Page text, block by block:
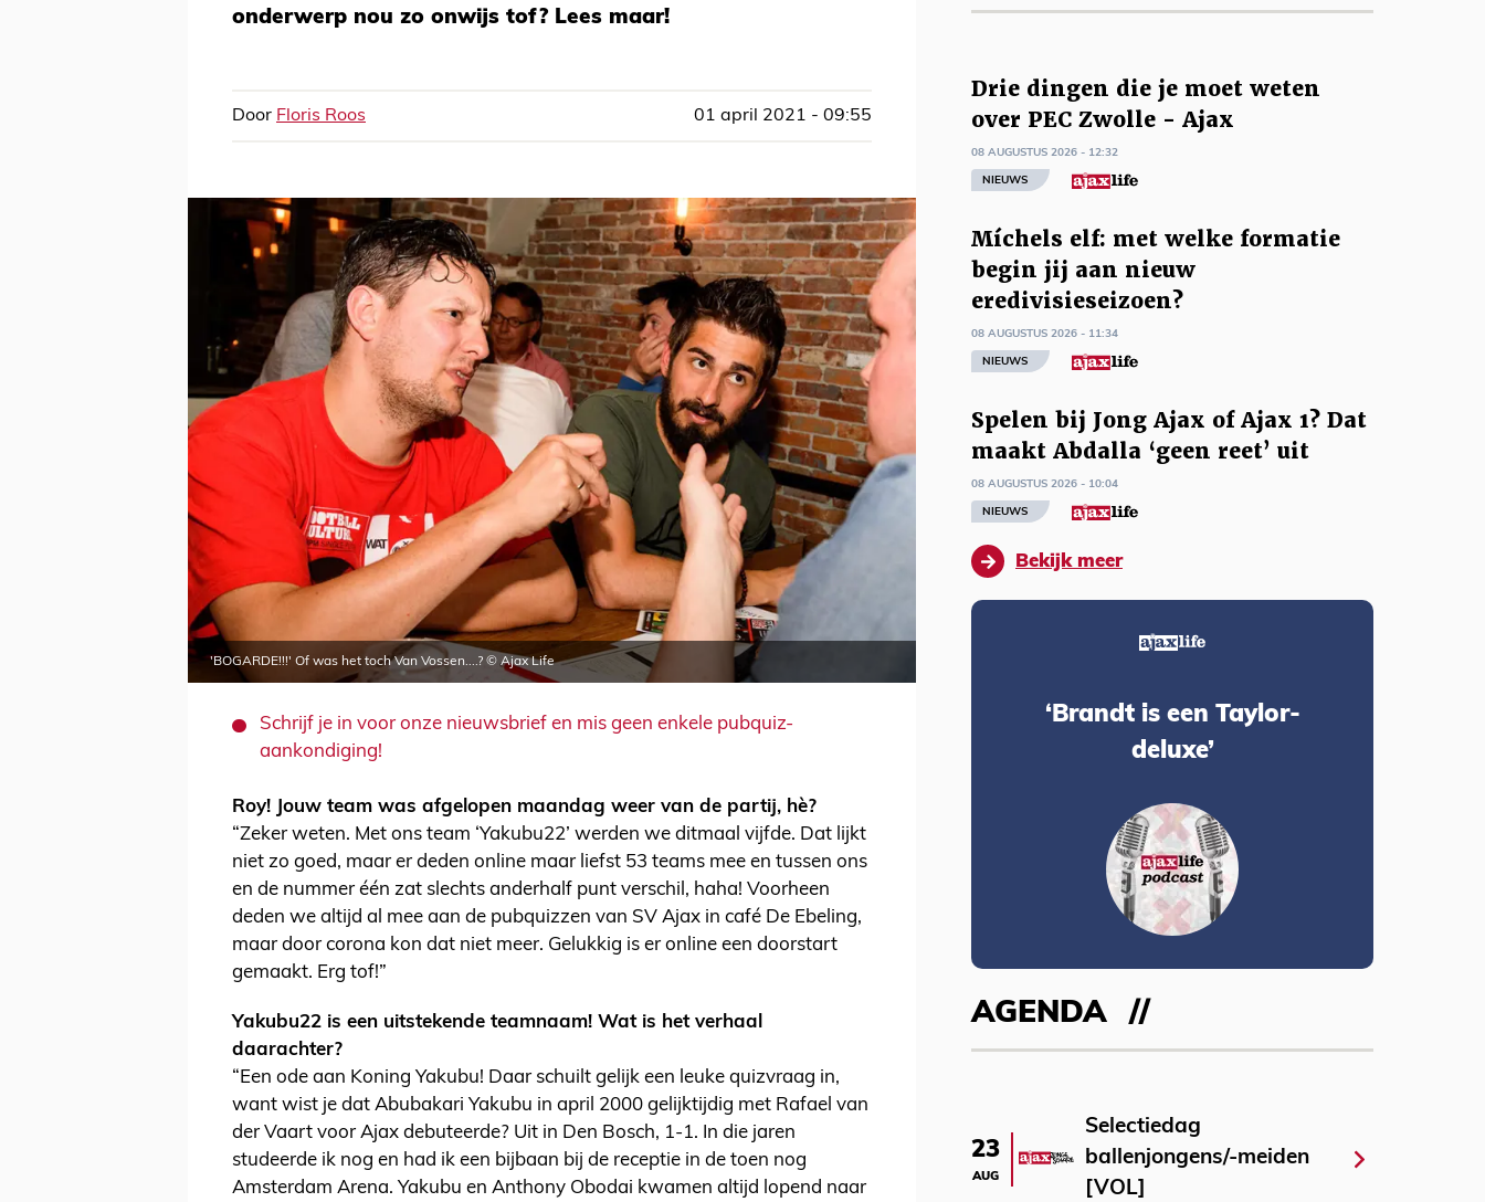
onderwerp nou zo onwijs tof? Lees maar!
Door Floris Roos 01 april 2021 - 09:55
'BOGARDE!!!' Of was het toch Van Vossen....? © Ajax Life
Schrijf je in voor onze nieuwsbrief en mis geen enkele pubquiz-
aankondiging!
Roy! Jouw team was afgelopen maandag weer van de partij, hè?
“Zeker weten. Met ons team ‘Yakubu22’ werden we ditmaal vijfde. Dat lijkt
niet zo goed, maar er deden online maar liefst 53 teams mee en tussen ons
en de nummer één zat slechts anderhalf punt verschil, haha! Voorheen
deden we altijd al mee aan de pubquizzen van SV Ajax in café De Ebeling,
maar door corona kon dat niet meer. Gelukkig is er online een doorstart
gemaakt. Erg tof!”
Yakubu22 is een uitstekende teamnaam! Wat is het verhaal
daarachter?
“Een ode aan Koning Yakubu! Daar schuilt gelijk een leuke quizvraag in,
want wist je dat Abubakari Yakubu in april 2000 gelijktijdig met Rafael van
der Vaart voor Ajax debuteerde? Uit in Den Bosch, 1-1. In die jaren
studeerde ik nog en had ik een bijbaan bij de receptie in de toen nog
Amsterdam Arena. Yakubu en Anthony Obodai kwamen altijd lopend naar
Drie dingen die je moet weten
over PEC Zwolle - Ajax
08 AUGUSTUS 2026 - 12:32
NIEUWS
Míchels elf: met welke formatie
begin jij aan nieuw
eredivisieseizoen?
08 AUGUSTUS 2026 - 11:34
NIEUWS
Spelen bij Jong Ajax of Ajax 1? Dat
maakt Abdalla ‘geen reet’ uit
08 AUGUSTUS 2026 - 10:04
NIEUWS
Bekijk meer
‘Brandt is een Taylor-
deluxe’
AGENDA
23
AUG
Selectiedag
ballenjongens/-meiden
[VOL]